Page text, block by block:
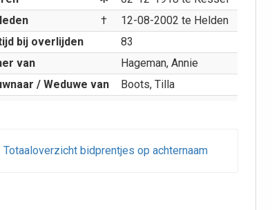
†
12-08-2002 te Helden
bij overlijden
83
van
Hageman, Annie
/ Weduwe van
Boots, Tilla
Totaaloverzicht bidprentjes op achternaam